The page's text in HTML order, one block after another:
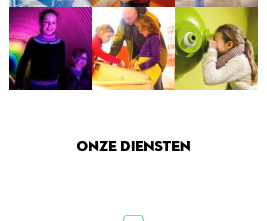
Onze diensten